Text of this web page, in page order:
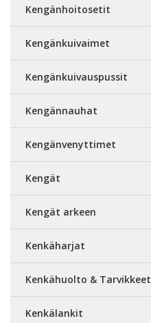
Kengänhoitosetit
Kengänkuivaimet
Kengänkuivauspussit
Kengännauhat
Kengänvenyttimet
Kengät
Kengät arkeen
Kenkäharjat
Kenkähuolto & Tarvikkeet
Kenkälankit